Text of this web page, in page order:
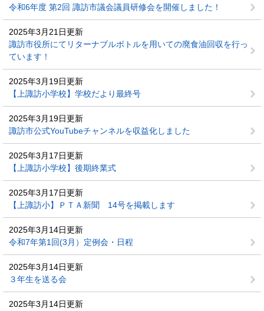
令和6年度 第2回 諏訪市議会議員研修会を開催しました！
2025年3月21日更新
諏訪市役所にてリターナブルボトルを用いての廃食油回収を行っ
ています！
2025年3月19日更新
【上諏訪小学校】学校だより最終号
2025年3月19日更新
諏訪市公式YouTubeチャンネルを収益化しました
2025年3月17日更新
【上諏訪小学校】後期終業式
2025年3月17日更新
【上諏訪小】ＰＴＡ新聞 14号を掲載します
2025年3月14日更新
令和7年第1回(3月）定例会・日程
2025年3月14日更新
３年生を送る会
2025年3月14日更新